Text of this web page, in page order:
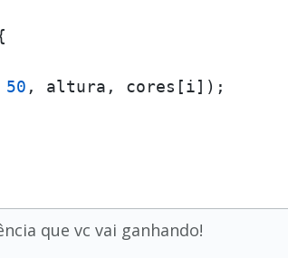
50 , altura, cores[i]);
que vc vai ganhando!